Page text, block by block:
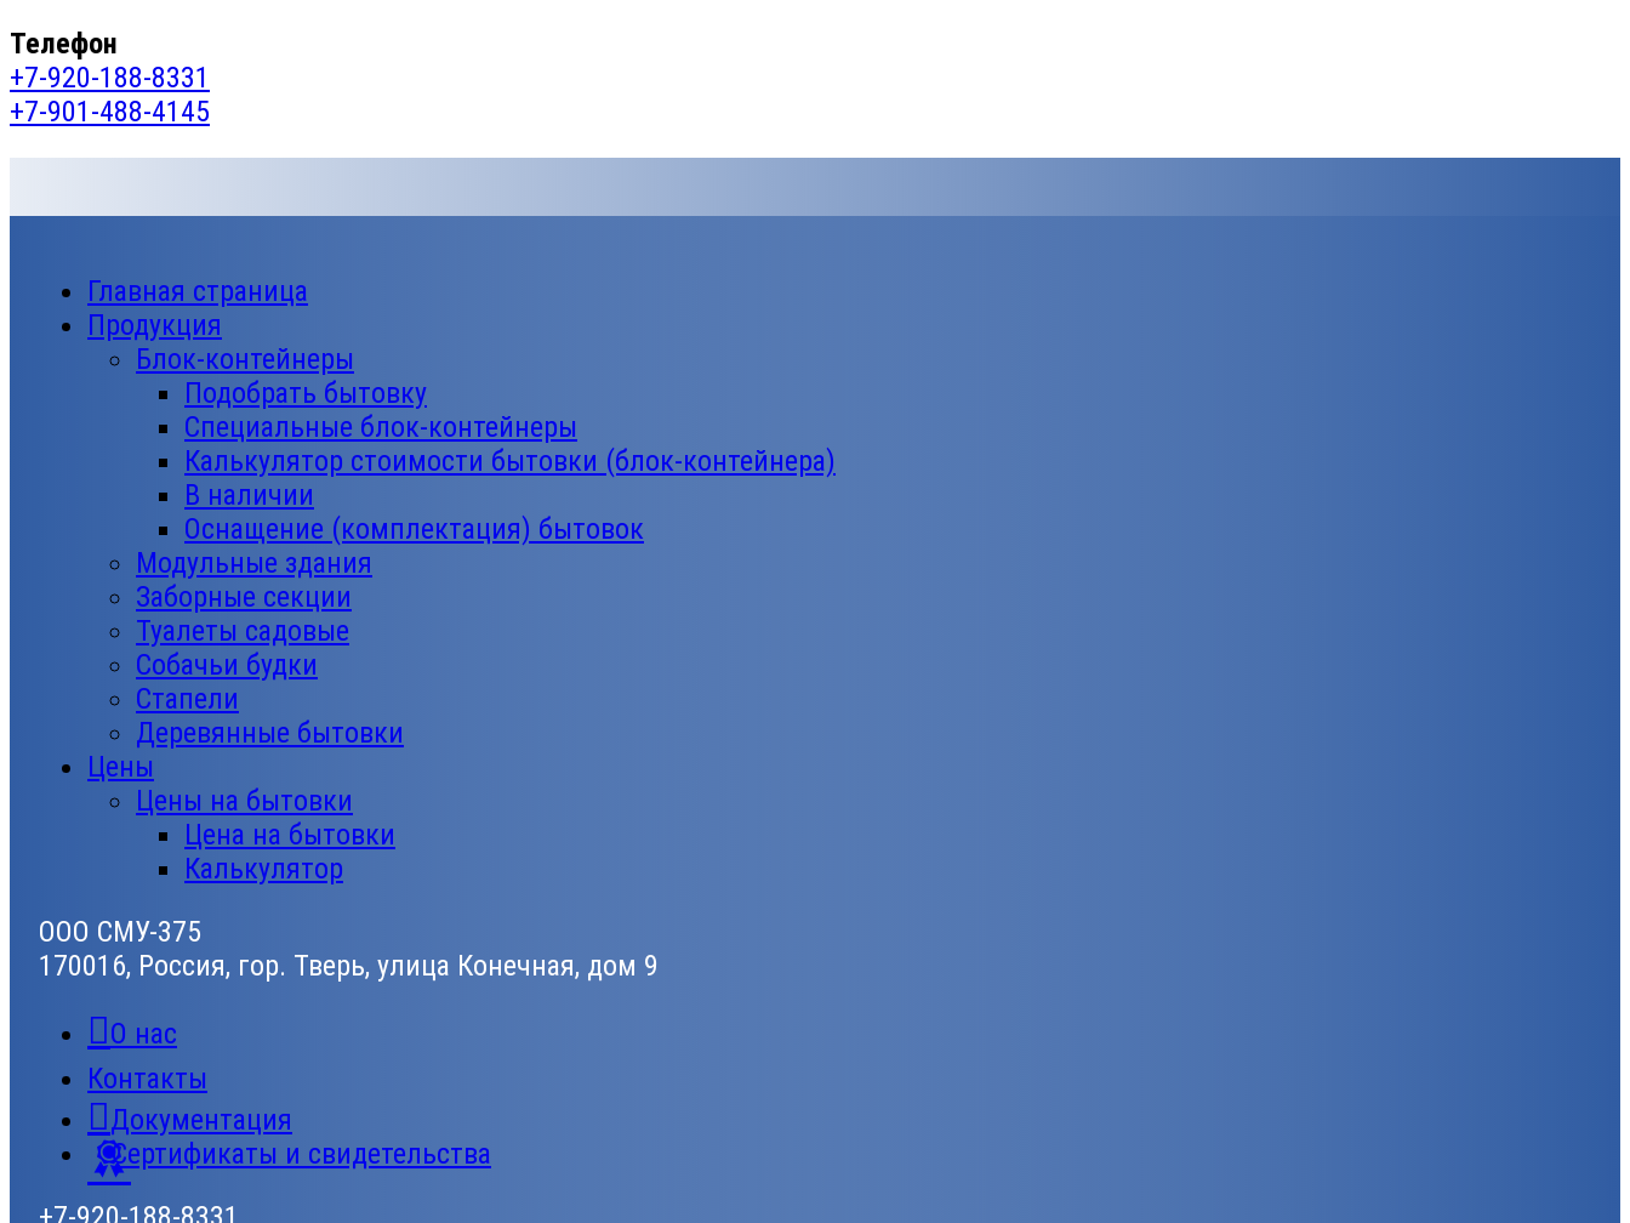
Телефон
+7-920-188-8331
+7-901-488-4145
Главная страница
Продукция
Блок-контейнеры
Подобрать бытовку
Специальные блок-контейнеры
Калькулятор стоимости бытовки (блок-контейнера)
В наличии
Оснащение (комплектация) бытовок
Модульные здания
Заборные секции
Туалеты садовые
Собачьи будки
Стапели
Деревянные бытовки
Цены
Цены на бытовки
Цена на бытовки
Калькулятор
ООО СМУ-375
170016, Россия, гор. Тверь, улица Конечная, дом 9
О нас
Контакты
Документация
Сертификаты и свидетельства